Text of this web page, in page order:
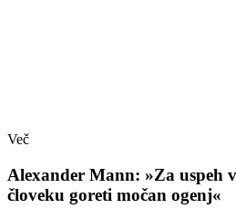
Več
Alexander Mann: »Za uspeh
človeku goreti močan ogenj«